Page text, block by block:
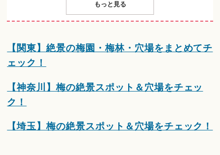
もっと見る
【関東】絶景の梅園・梅林・穴場をまとめてチ
ェック！
【神奈川】梅の絶景スポット＆穴場をチェッ
ク！
【埼玉】梅の絶景スポット＆穴場をチェック！